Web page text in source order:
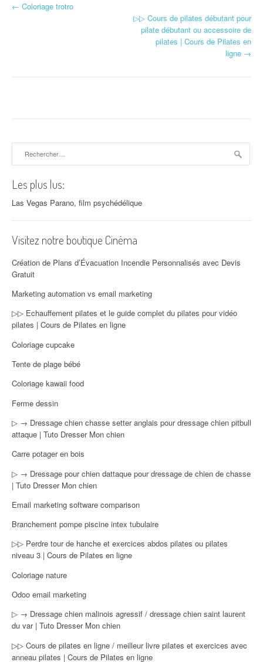
Navigation d'article
← Coloriage trotro
▷▷ Cours de pilates débutant pour
pilate débutant ou accessoire de
pilates | Cours de Pilates en
ligne →
Les plus lus:
Las Vegas Parano, film psychédélique
Visitez notre boutique Cinéma
Création de Plans d’Évacuation Incendie Personnalisés avec Devis
Gratuit
Marketing automation vs email marketing
▷▷ Echauffement pilates et le guide complet du pilates pour vidéo
pilates | Cours de Pilates en ligne
Coloriage cupcake
Tente de plage bébé
Coloriage kawaii food
Ferme dessin
▷ → Dressage chien chasse setter anglais pour dressage chien pitbull
attaque | Tuto Dresser Mon chien
Carre potager en bois
▷ → Dressage pour chien dattaque pour dressage de chien de chasse
| Tuto Dresser Mon chien
Email marketing software comparison
Branchement pompe piscine intex tubulaire
▷▷ Perdre tour de hanche et exercices abdos pilates ou pilates
niveau 3 | Cours de Pilates en ligne
Coloriage nature
Odoo email marketing
▷ → Dressage chien malinois agressif / dressage chien saint laurent
du var | Tuto Dresser Mon chien
▷▷ Cours de pilates en ligne / meilleur livre pilates et exercices avec
anneau pilates | Cours de Pilates en ligne